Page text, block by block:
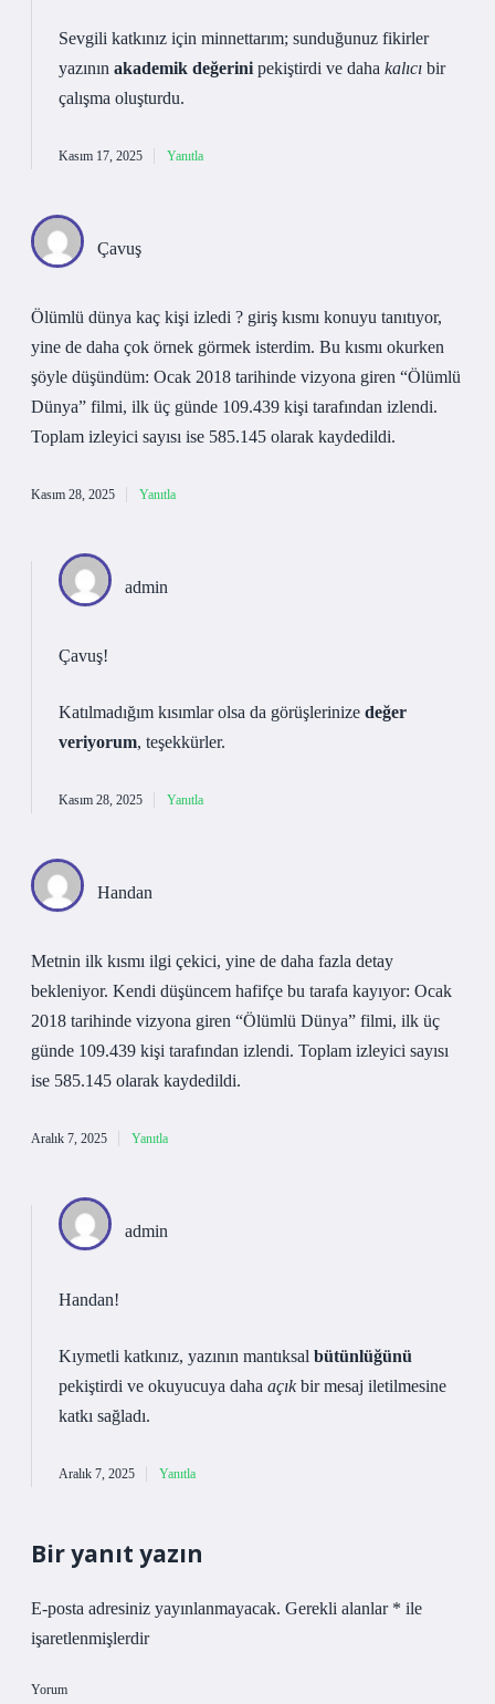
Sevgili katkınız için minnettarım; sunduğunuz fikirler
yazının akademik değerini pekiştirdi ve daha kalıcı bir
çalışma oluşturdu.
Kasım 17, 2025 Yanıtla
Çavuş
Ölümlü dünya kaç kişi izledi ? giriş kısmı konuyu tanıtıyor,
yine de daha çok örnek görmek isterdim. Bu kısmı okurken
şöyle düşündüm: Ocak 2018 tarihinde vizyona giren “Ölümlü
Dünya” filmi, ilk üç günde 109.439 kişi tarafından izlendi.
Toplam izleyici sayısı ise 585.145 olarak kaydedildi.
Kasım 28, 2025 Yanıtla
admin
Çavuş!
Katılmadığım kısımlar olsa da görüşlerinize değer
veriyorum, teşekkürler.
Kasım 28, 2025 Yanıtla
Handan
Metnin ilk kısmı ilgi çekici, yine de daha fazla detay
bekleniyor. Kendi düşüncem hafifçe bu tarafa kayıyor: Ocak
2018 tarihinde vizyona giren “Ölümlü Dünya” filmi, ilk üç
günde 109.439 kişi tarafından izlendi. Toplam izleyici sayısı
ise 585.145 olarak kaydedildi.
Aralık 7, 2025 Yanıtla
admin
Handan!
Kıymetli katkınız, yazının mantıksal bütünlüğünü
pekiştirdi ve okuyucuya daha açıkbir mesaj iletilmesine
katkı sağladı.
Aralık 7, 2025 Yanıtla
Bir yanıt yazın
E-posta adresiniz yayınlanmayacak. Gerekli alanlar * ile
işaretlenmişlerdir
Yorum